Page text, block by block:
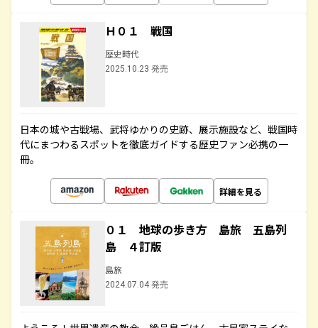
Ｈ０１ 戦国
歴史時代
2025.10.23 発売
日本の城や古戦場、武将ゆかりの史跡、展示施設など、戦国時
代にまつわるスポットを徹底ガイドする歴史ファン必携の一
冊。
詳細を見る
０１ 地球の歩き方 島旅 五島列
島 ４訂版
島旅
2024.07.04 発売